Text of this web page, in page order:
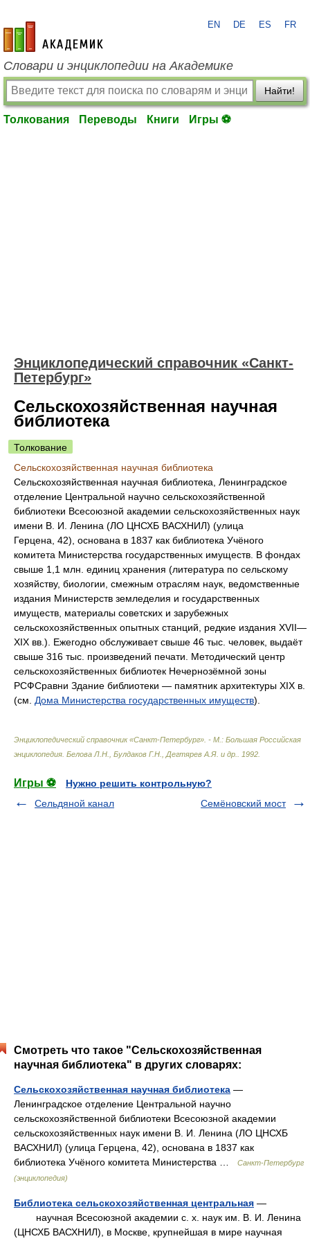
academic.ru
EN DE ES FR
Словари и энциклопедии на Академике
Найти!
Толкования Переводы Книги Игры ⚽
Энциклопедический справочник «Санкт-
Петербург»
Сельскохозяйственная научная
библиотека
Толкование
Сельскохозяйственная научная библиотека
Сельскохозяйственная научная библиотека, Ленинградское
отделение Центральной научно сельскохозяйственной
библиотеки Всесоюзной академии сельскохозяйственных наук
имени В. И. Ленина (ЛО ЦНСХБ ВАСХНИЛ) (улица
Герцена, 42), основана в 1837 как библиотека Учёного
комитета Министерства государственных имуществ. В фондах
свыше 1,1 млн. единиц хранения (литература по сельскому
хозяйству, биологии, смежным отраслям наук, ведомственные
издания Министерств земледелия и государственных
имуществ, материалы советских и зарубежных
сельскохозяйственных опытных станций, редкие издания XVII—
XIX вв.). Ежегодно обслуживает свыше 46 тыс. человек, выдаёт
свыше 316 тыс. произведений печати. Методический центр
сельскохозяйственных библиотек Нечернозёмной зоны
РСФСравни Здание библиотеки — памятник архитектуры XIX в.
(см. Дома Министерства государственных имуществ).
Энциклопедический справочник «Санкт-Петербург». - М.: Большая Российская
энциклопедия Белова Л.Н., Булдаков Г.Н., Дегтярев А.Я. и др. 1992
Игры ⚽
Нужно решить контрольную?
Сельдяной канал
Семёновский мост
Смотреть что такое "Сельскохозяйственная
научная библиотека" в других словарях:
Сельскохозяйственная научная библиотека —
Ленинградское отделение Центральной научно
сельскохозяйственной библиотеки Всесоюзной академии
сельскохозяйственных наук имени В. И. Ленина (ЛО ЦНСХБ
ВАСХНИЛ) (улица Герцена, 42), основана в 1837 как
библиотека Учёного комитета Министерства …
Санкт-Петербург
(энциклопедия)
Библиотека сельскохозяйственная центральная —
научная Всесоюзной академии с. х. наук им. В. И. Ленина
(ЦНСХБ ВАСХНИЛ), в Москве, крупнейшая в мире научная